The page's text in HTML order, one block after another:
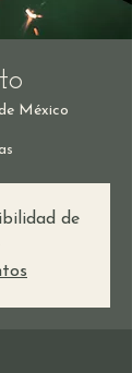
México
de